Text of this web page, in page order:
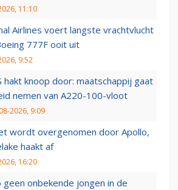
11:10
Airlines voert langste vrachtvlucht
777F ooit uit
9:52
hakt knoop door: maatschappij gaat
nemen van A220-100-vloot
2026, 9:09
wordt overgenomen door Apollo,
haakt af
16:20
geen onbekende jongen in de